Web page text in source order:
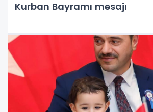
Kurban Bayramı mesajı